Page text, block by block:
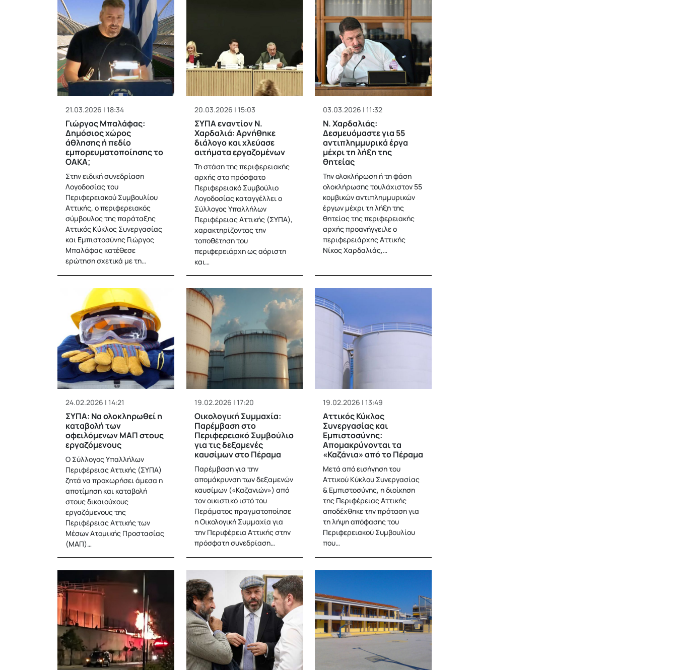
21.03.2026 | 18:34
Γιώργος Μπαλάφας:
Δημόσιος χώρος
άθλησης ή πεδίο
εμπορευματοποίησης το
ΟΑΚΑ;
Στην ειδική συνεδρίαση
Λογοδοσίας του
Περιφερειακού Συμβουλίου
Αττικής, ο περιφερειακός
σύμβουλος της παράταξης
Αττικός Κύκλος Συνεργασίας
και Εμπιστοσύνης Γιώργος
Μπαλάφας κατέθεσε
ερώτηση σχετικά με τη…
20.03.2026 | 15:03
ΣΥΠΑ εναντίον Ν.
Χαρδαλιά: Aρνήθηκε
διάλογο και χλεύασε
αιτήματα εργαζομένων
Τη στάση της περιφερειακής
αρχής στο πρόσφατο
Περιφερειακό Συμβούλιο
Λογοδοσίας καταγγέλλει ο
Σύλλογος Υπαλλήλων
Περιφέρειας Αττικής (ΣΥΠΑ),
χαρακτηρίζοντας την
τοποθέτηση του
περιφερειάρχη ως αόριστη
και…
03.03.2026 | 11:32
Ν. Χαρδαλιάς:
Δεσμευόμαστε για 55
αντιπλημμυρικά έργα
μέχρι τη λήξη της
θητείας
Την ολοκλήρωση ή τη φάση
ολοκλήρωσης τουλάχιστον 55
κομβικών αντιπλημμυρικών
έργων μέχρι τη λήξη της
θητείας της περιφερειακής
αρχής προανήγγειλε ο
περιφερειάρχης Αττικής
Νίκος Χαρδαλιάς,…
24.02.2026 | 14:21
ΣΥΠΑ: Να ολοκληρωθεί η
καταβολή των
οφειλόμενων ΜΑΠ στους
εργαζόμενους
Ο Σύλλογος Υπαλλήλων
Περιφέρειας Αττικής (ΣΥΠΑ)
ζητά να προχωρήσει άμεσα η
αποτίμηση και καταβολή
στους δικαιούχους
εργαζόμενους της
Περιφέρειας Αττικής των
Μέσων Ατομικής Προστασίας
(ΜΑΠ)…
19.02.2026 | 17:20
Οικολογική Συμμαχία:
Παρέμβαση στο
Περιφερειακό Συμβούλιο
για τις δεξαμενές
καυσίμων στο Πέραμα
Παρέμβαση για την
απομάκρυνση των δεξαμενών
καυσίμων («Καζανιών») από
τον οικιστικό ιστό του
Περάματος πραγματοποίησε
η Οικολογική Συμμαχία για
την Περιφέρεια Αττικής στην
πρόσφατη συνεδρίαση…
19.02.2026 | 13:49
Αττικός Κύκλος
Συνεργασίας και
Εμπιστοσύνης:
Απομακρύνονται τα
«Καζάνια» από το Πέραμα
Μετά από εισήγηση του
Αττικού Κύκλου Συνεργασίας
& Εμπιστοσύνης, η διοίκηση
της Περιφέρειας Αττικής
αποδέχθηκε την πρόταση για
τη λήψη απόφασης του
Περιφερειακού Συμβουλίου
που…